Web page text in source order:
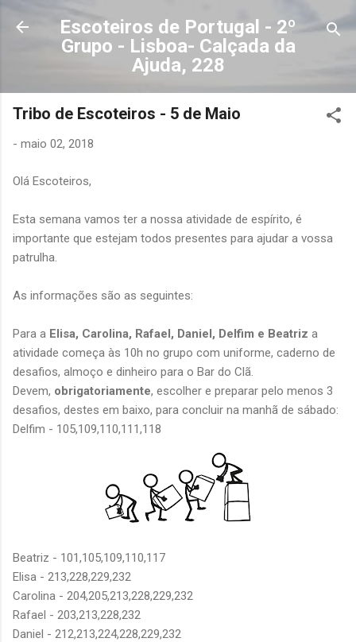
Avançar para o conteúdo principal
Escoteiros de Portugal - 2º
Grupo - Lisboa- Calçada da
Ajuda, 228
Tribo de Escoteiros - 5 de Maio
- maio 02, 2018
Olá Escoteiros,
Esta semana vamos ter a nossa atividade de espírito, é
importante que estejam todos presentes para ajudar a vossa
patrulha.
As informações são as seguintes:
Para a Elisa, Carolina, Rafael, Daniel, Delfim e Beatriz a
atividade começa às 10h no grupo com uniforme, caderno de
desafios, almoço e dinheiro para o Bar do Clã.
Devem, obrigatoriamente, escolher e preparar pelo menos 3
desafios, destes em baixo, para concluir na manhã de sábado:
Delfim - 105,109,110,111,118
Beatriz - 101,105,109,110,117
Elisa - 213,228,229,232
Carolina - 204,205,213,228,229,232
Rafael - 203,213,228,232
Daniel - 212,213,224,228,229,232